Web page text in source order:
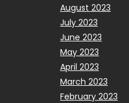
August 2023
July 2023
June 2023
May 2023
April 2023
March 2023
February 2023